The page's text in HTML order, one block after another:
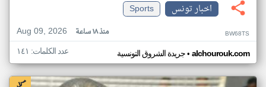
اخبار تونس
Sports
Aug 09, 2026
منذ ١٨ ساعة BW68TS
جريدة الشروق التونسية• alchourouk.com عدد الكلمات: ١٤١